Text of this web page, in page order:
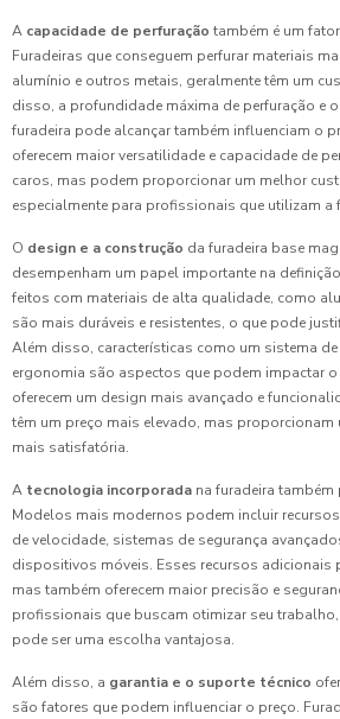
A capacidade de perfuração também é um
Furadeiras que conseguem perfurar materiais
alumínio e outros metais, geralmente têm um
disso, a profundidade máxima de perfuração e
furadeira pode alcançar também influenciam o
oferecem maior versatilidade e capacidade de
caros, mas podem proporcionar um melhor
especialmente para profissionais que utilizam a
O design e a construção da furadeira base
desempenham um papel importante na
feitos com materiais de alta qualidade, como
são mais duráveis e resistentes, o que pode
Além disso, características como um sistema de
ergonomia são aspectos que podem impactar
oferecem um design mais avançado e
têm um preço mais elevado, mas proporcionam
mais satisfatória.
A tecnologia incorporada na furadeira
Modelos mais modernos podem incluir
de velocidade, sistemas de segurança
dispositivos móveis. Esses recursos adicionais
mas também oferecem maior precisão e
profissionais que buscam otimizar seu
pode ser uma escolha vantajosa.
Além disso, a garantia e o suporte técnico
são fatores que podem influenciar o preço.